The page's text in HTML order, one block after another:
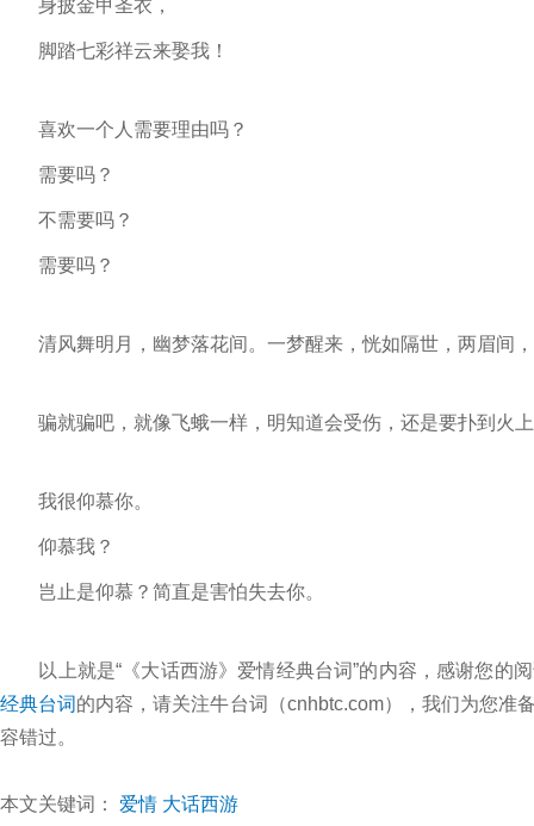
身披金甲圣衣，
脚踏七彩祥云来娶我！
喜欢一个人需要理由吗？
需要吗？
不需要吗？
需要吗？
清风舞明月，幽梦落花间。一梦醒来，恍如隔世，两眉间
骗就骗吧，就像飞蛾一样，明知道会受伤，还是要扑到火
我很仰慕你。
仰慕我？
岂止是仰慕？简直是害怕失去你。
以上就是“《大话西游》爱情经典台词”的内容，感谢您的
经典台词的内容，请关注牛台词（cnhbtc.com），我们为您准
容错过。
本文关键词： 爱情 大话西游